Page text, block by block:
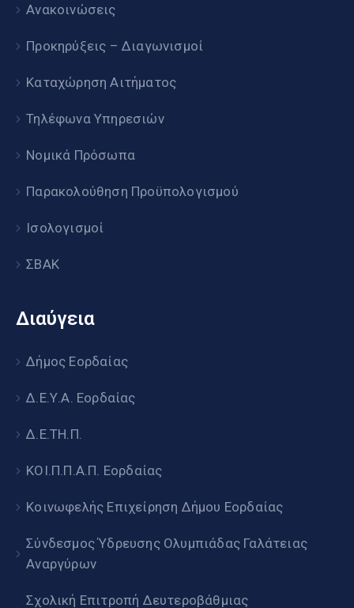
Ανακοινώσεις
Προκηρύξεις – Διαγωνισμοί
Καταχώρηση Αιτήματος
Τηλέφωνα Υπηρεσιών
Νομικά Πρόσωπα
Παρακολούθηση Προϋπολογισμού
Ισολογισμοί
ΣΒΑΚ
Διαύγεια
Δήμος Εορδαίας
Δ.Ε.Υ.Α. Εορδαίας
Δ.Ε.ΤΗ.Π.
ΚΟΙ.Π.Π.Α.Π. Εορδαίας
Κοινωφελής Επιχείρηση Δήμου Εορδαίας
Σύνδεσμος Ύδρευσης Ολυμπιάδας Γαλάτειας
Αναργύρων
Σχολική Επιτροπή Δευτεροβάθμιας